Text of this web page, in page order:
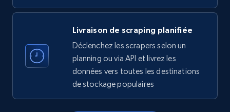
verified, and more.
22.2K+ 3.4K+ Essai gratuit
Livraison de scraping planifiée
Déclenchez les scrapers selon un
planning ou via API et livrez les
données vers toutes les destinations
de stockage populaires